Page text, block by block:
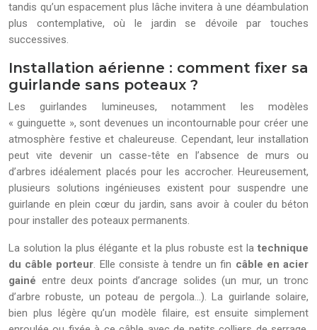
tandis qu’un espacement plus lâche invitera à une déambulation
plus contemplative, où le jardin se dévoile par touches
successives.
Installation aérienne : comment fixer sa
guirlande sans poteaux ?
Les guirlandes lumineuses, notamment les modèles
« guinguette », sont devenues un incontournable pour créer une
atmosphère festive et chaleureuse. Cependant, leur installation
peut vite devenir un casse-tête en l’absence de murs ou
d’arbres idéalement placés pour les accrocher. Heureusement,
plusieurs solutions ingénieuses existent pour suspendre une
guirlande en plein cœur du jardin, sans avoir à couler du béton
pour installer des poteaux permanents.
La solution la plus élégante et la plus robuste est la technique
du câble porteur. Elle consiste à tendre un fin câble en acier
gainé entre deux points d’ancrage solides (un mur, un tronc
d’arbre robuste, un poteau de pergola…). La guirlande solaire,
bien plus légère qu’un modèle filaire, est ensuite simplement